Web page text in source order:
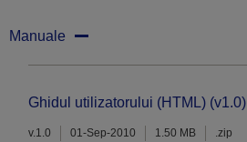
Manuale
Ghidul utilizatorului (HTML) (v1.0)
v.1.0 01-Sep-2010 1.50 MB .zip